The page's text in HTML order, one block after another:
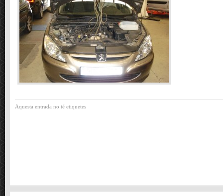
Aquesta entrada no té etiquetes